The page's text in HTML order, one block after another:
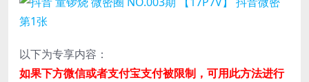
以下为专享内容：
如果下方微信或者支付宝支付被限制，可用此方法进行